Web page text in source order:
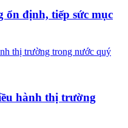
ổn định, tiếp sức mục
hành thị trường